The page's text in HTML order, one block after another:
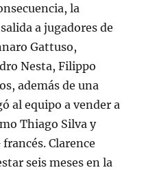
la
a jugadores de
Gattuso,
Nesta, Filippo
además de una
al equipo a vender a
Thiago Silva y
Clarence
seis meses en la